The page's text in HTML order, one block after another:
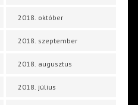
2018. október
2018. szeptember
2018. augusztus
2018. július